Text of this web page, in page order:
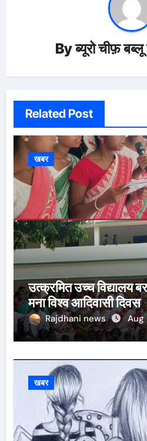
Byब्यूरो चीफ़
Related Post
खबर
उत्क्रमित उच्च विद्यालय
मना विश्व आदिवासी दिवस
Rajdhani news Aug
खबर